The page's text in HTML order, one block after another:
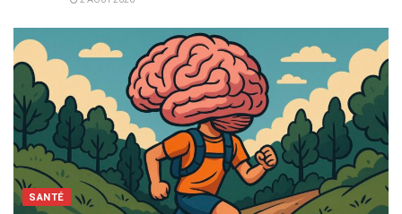
SANTÉ